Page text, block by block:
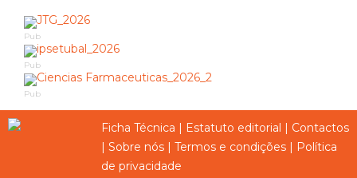
Pub
Pub
Pub
Ficha Técnica | Estatuto editorial | Contactos
| Sobre nós | Termos e condições | Política
de privacidade